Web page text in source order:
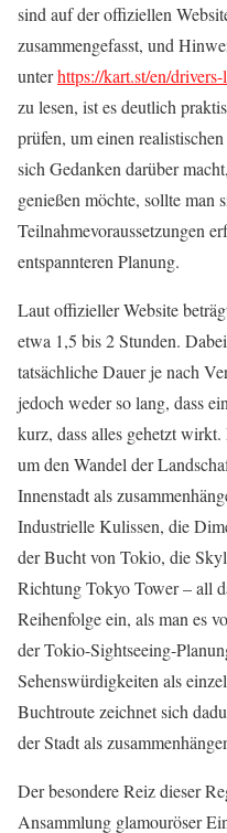
sind auf der offiziellen
zusammengefasst, und
unterhttps://kart.st/en/
zu lesen, ist es deutlich
prüfen, um einen
sich Gedanken darüber
genießen möchte, sollte man
Teilnahmevoraussetzungen
entspannteren Planung.
Laut offizieller Website
etwa 1,5 bis 2 Stunden.
tatsächliche Dauer je nach
jedoch weder so lang, dass
kurz, dass alles gehetzt
um den Wandel der
Innenstadt als
Industrielle Kulissen, die
der Bucht von Tokio, die
Richtung Tokyo Tower – all
Reihenfolge ein, als man es
der Tokio-Sightseeing-
Sehenswürdigkeiten als
Buchtroute zeichnet sich
der Stadt als
Der besondere Reiz dieser
Ansammlung glamouröser